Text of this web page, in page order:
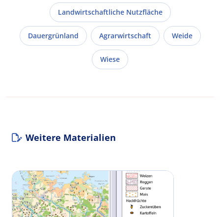
Landwirtschaftliche Nutzfläche
Dauergrünland Agrarwirtschaft Weide
Wiese
Weitere Materialien